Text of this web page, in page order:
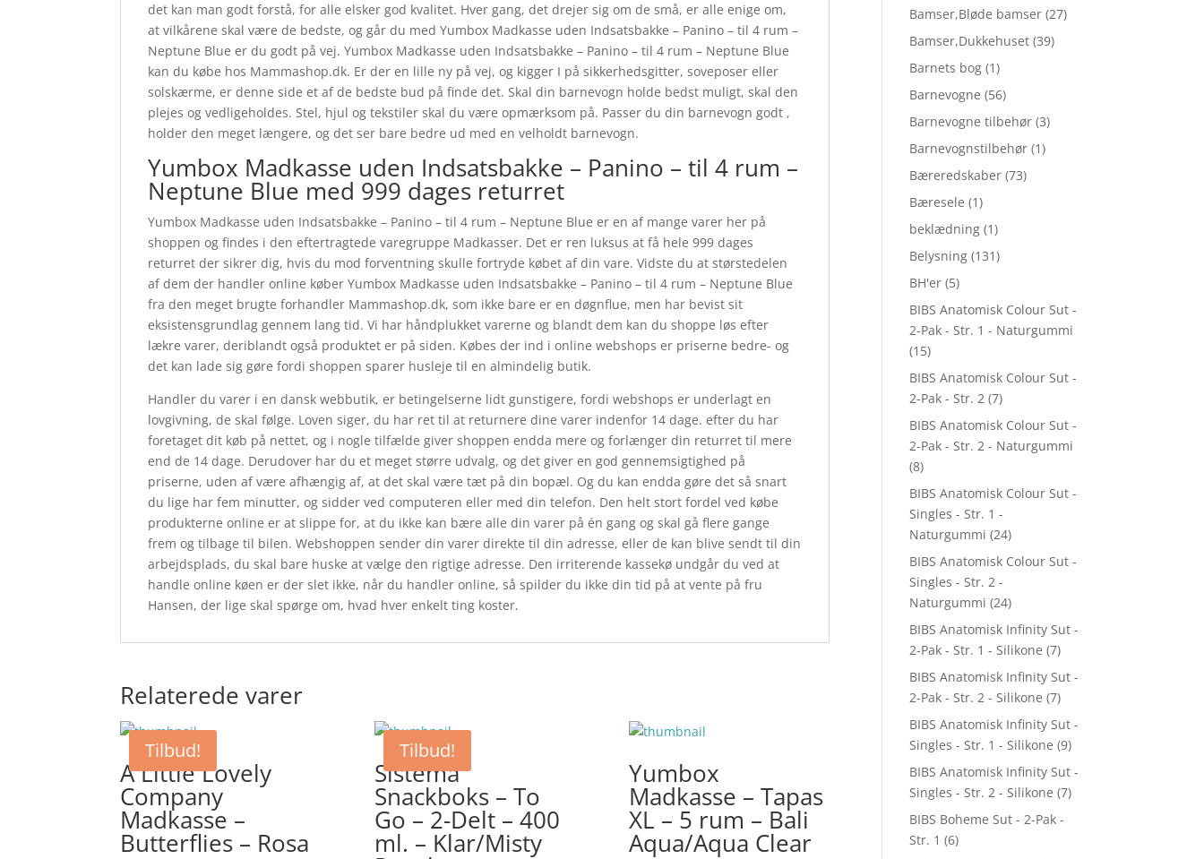
det kan man godt forstå, for alle elsker god kvalitet. Hver gang, det drejer sig om de små, er alle enige om,
at vilkårene skal være de bedste, og går du med Yumbox Madkasse uden Indsatsbakke – Panino – til 4 rum –
Neptune Blue er du godt på vej. Yumbox Madkasse uden Indsatsbakke – Panino – til 4 rum – Neptune Blue
kan du købe hos Mammashop.dk. Er der en lille ny på vej, og kigger I på sikkerhedsgitter, soveposer eller
solskærme, er denne side et af de bedste bud på finde det. Skal din barnevogn holde bedst muligt, skal den
plejes og vedligeholdes. Stel, hjul og tekstiler skal du være opmærksom på. Passer du din barnevogn godt ,
holder den meget længere, og det ser bare bedre ud med en velholdt barnevogn.
Yumbox Madkasse uden Indsatsbakke – Panino – til 4 rum –
Neptune Blue med 999 dages returret
Yumbox Madkasse uden Indsatsbakke – Panino – til 4 rum – Neptune Blue er en af mange varer her på
shoppen og findes i den eftertragtede varegruppe Madkasser. Det er ren luksus at få hele 999 dages
returret der sikrer dig, hvis du mod forventning skulle fortryde købet af din vare. Vidste du at størstedelen
af dem der handler online køber Yumbox Madkasse uden Indsatsbakke – Panino – til 4 rum – Neptune Blue
fra den meget brugte forhandler Mammashop.dk, som ikke bare er en døgnflue, men har bevist sit
eksistensgrundlag gennem lang tid. Vi har håndplukket varerne og blandt dem kan du shoppe løs efter
lækre varer, deriblandt også produktet er på siden. Købes der ind i online webshops er priserne bedre- og
det kan lade sig gøre fordi shoppen sparer husleje til en almindelig butik.
Handler du varer i en dansk webbutik, er betingelserne lidt gunstigere, fordi webshops er underlagt en
lovgivning, de skal følge. Loven siger, du har ret til at returnere dine varer indenfor 14 dage. efter du har
foretaget dit køb på nettet, og i nogle tilfælde giver shoppen endda mere og forlænger din returret til mere
end de 14 dage. Derudover har du et meget større udvalg, og det giver en god gennemsigtighed på
priserne, uden af være afhængig af, at det skal være tæt på din bopæl. Og du kan endda gøre det så snart
du lige har fem minutter, og sidder ved computeren eller med din telefon. Den helt stort fordel ved købe
produkterne online er at slippe for, at du ikke kan bære alle din varer på én gang og skal gå flere gange
frem og tilbage til bilen. Webshoppen sender din varer direkte til din adresse, eller de kan blive sendt til din
arbejdsplads, du skal bare huske at vælge den rigtige adresse. Den irriterende kassekø undgår du ved at
handle online køen er der slet ikke, når du handler online, så spilder du ikke din tid på at vente på fru
Hansen, der lige skal spørge om, hvad hver enkelt ting koster.
Relaterede varer
Tilbud!
A Little Lovely
Company
Madkasse –
Butterflies – Rosa
Tilbud!
Sistema
Snackboks – To
Go – 2-Delt – 400
ml. – Klar/Misty
Yumbox
Madkasse – Tapas
XL – 5 rum – Bali
Aqua/Aqua Clear
Bamser,Bløde bamser (27)
Bamser,Dukkehuset (39)
Barnets bog (1)
Barnevogne (56)
Barnevogne tilbehør (3)
Barnevognstilbehør (1)
Bæreredskaber (73)
Bæresele (1)
beklædning (1)
Belysning (131)
BH'er (5)
BIBS Anatomisk Colour Sut -
2-Pak - Str. 1 - Naturgummi
(15)
BIBS Anatomisk Colour Sut -
2-Pak - Str. 2 (7)
BIBS Anatomisk Colour Sut -
2-Pak - Str. 2 - Naturgummi
(8)
BIBS Anatomisk Colour Sut -
Singles - Str. 1 -
Naturgummi (24)
BIBS Anatomisk Colour Sut -
Singles - Str. 2 -
Naturgummi (24)
BIBS Anatomisk Infinity Sut -
2-Pak - Str. 1 - Silikone (7)
BIBS Anatomisk Infinity Sut -
2-Pak - Str. 2 - Silikone (7)
BIBS Anatomisk Infinity Sut -
Singles - Str. 1 - Silikone (9)
BIBS Anatomisk Infinity Sut -
Singles - Str. 2 - Silikone (7)
BIBS Boheme Sut - 2-Pak -
Str. 1 (6)